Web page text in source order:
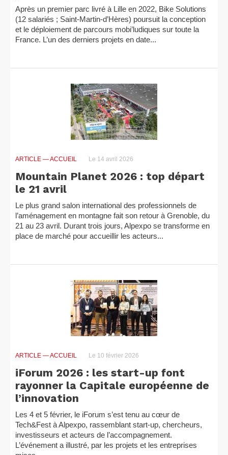
Après un premier parc livré à Lille en 2022, Bike Solutions
(12 salariés ; Saint-Martin-d’Hères) poursuit la conception
et le déploiement de parcours mobi’ludiques sur toute la
France. L’un des derniers projets en date...
ARTICLE — ACCUEIL Le 14 avril 2026
Mountain Planet 2026 : top départ
le 21 avril
Le plus grand salon international des professionnels de
l’aménagement en montagne fait son retour à Grenoble, du
21 au 23 avril. Durant trois jours, Alpexpo se transforme en
place de marché pour accueillir les acteurs...
ARTICLE — ACCUEIL Le 10 février 2026
iForum 2026 : les start-up font
rayonner la Capitale européenne de
l’innovation
Les 4 et 5 février, le iForum s’est tenu au cœur de
Tech&Fest à Alpexpo, rassemblant start-up, chercheurs,
investisseurs et acteurs de l’accompagnement.
L’événement a illustré, par les projets et les entreprises